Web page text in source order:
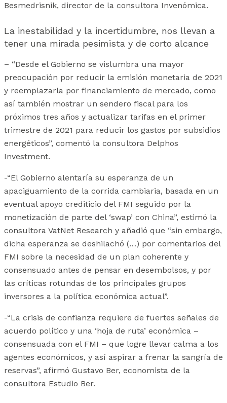
Besmedrisnik, director de la consultora Invenómica.
La inestabilidad y la incertidumbre, nos llevan a
tener una mirada pesimista y de corto alcance
– “Desde el Gobierno se vislumbra una mayor
preocupación por reducir la emisión monetaria de 2021
y reemplazarla por financiamiento de mercado, como
así también mostrar un sendero fiscal para los
próximos tres años y actualizar tarifas en el primer
trimestre de 2021 para reducir los gastos por subsidios
energéticos”, comentó la consultora Delphos
Investment.
-“El Gobierno alentaría su esperanza de un
apaciguamiento de la corrida cambiaria, basada en un
eventual apoyo crediticio del FMI seguido por la
monetización de parte del ‘swap’ con China”, estimó la
consultora VatNet Research y añadió que “sin embargo,
dicha esperanza se deshilachó (…) por comentarios del
FMI sobre la necesidad de un plan coherente y
consensuado antes de pensar en desembolsos, y por
las críticas rotundas de los principales grupos
inversores a la política económica actual”.
-“La crisis de confianza requiere de fuertes señales de
acuerdo político y una ‘hoja de ruta’ económica –
consensuada con el FMI – que logre llevar calma a los
agentes económicos, y así aspirar a frenar la sangría de
reservas”, afirmó Gustavo Ber, economista de la
consultora Estudio Ber.